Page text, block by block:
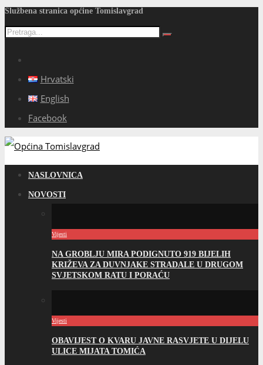
Službena stranica općine Tomislavgrad
Hrvatski
English
Facebook
NASLOVNICA
NOVOSTI
Vijesti
NA GROBLJU MIRA PODIGNUTO 919 BIJELIH
KRIŽEVA ZA DUVNJAKE STRADALE U DRUGOM
SVJETSKOM RATU I PORAĆU
Vijesti
OBAVIJEST O KVARU JAVNE RASVJETE U DIJELU
ULICE MIJATA TOMIĆA